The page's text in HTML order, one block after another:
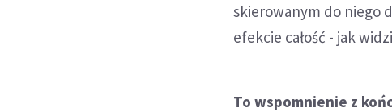
skierowanym do niego
efekcie całość - jak
To wspomnienie z